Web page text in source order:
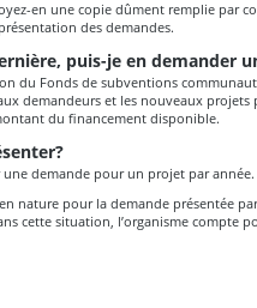
en une copie dûment remplie par
des demandes.
puis-je en demander
du Fonds de subventions
demandeurs et les nouveaux
du financement disponible.
demande pour un projet par année.
nature pour la demande présentée
cette situation, l’organisme compte